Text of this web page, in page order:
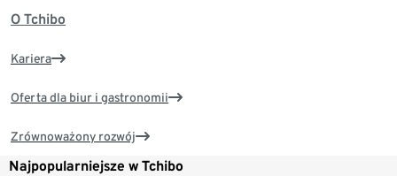
O Tchibo
Kariera
Oferta dla biur i gastronomii
Zrównoważony rozwój
Najpopularniejsze w Tchibo